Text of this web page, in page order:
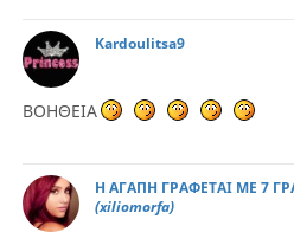
Kardoulitsa9
ΒΟΗΘΕΙΑ
Η ΑΓΑΠΗ ΓΡΑΦΕΤΑΙ ΜΕ 7
(xiliomorfa)